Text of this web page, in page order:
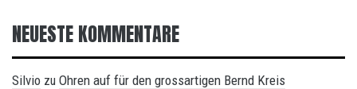
NEUESTE KOMMENTARE
Silvio zu Ohren auf für den grossartigen Bernd Kreis